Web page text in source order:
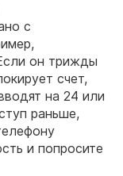
с
он трижды
счет,
на 24 или
раньше,
и попросите